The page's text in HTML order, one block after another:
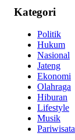
Kategori
Politik
Hukum
Nasional
Jateng
Ekonomi
Olahraga
Hiburan
Lifestyle
Musik
Pariwisata